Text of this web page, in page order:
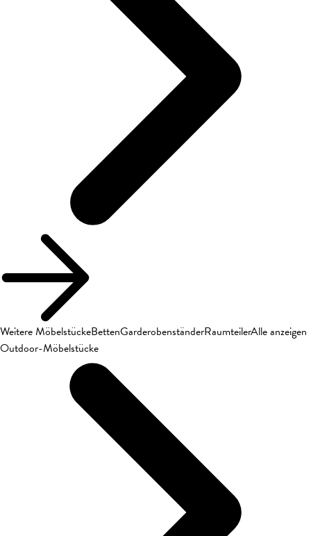
Weitere MöbelstückeBettenGarderobenständerRaumteilerAlle anzeigen
Outdoor-Möbelstücke